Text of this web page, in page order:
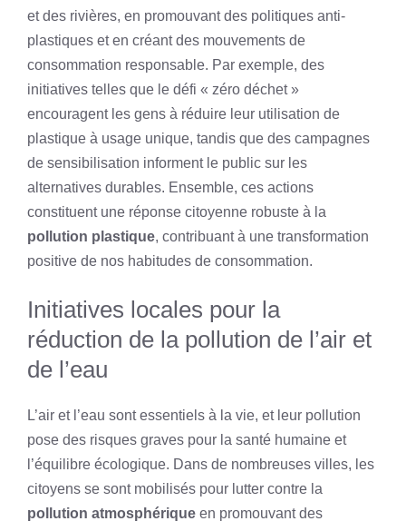
et des rivières, en promouvant des politiques anti-
plastiques et en créant des mouvements de
consommation responsable. Par exemple, des
initiatives telles que le défi « zéro déchet »
encouragent les gens à réduire leur utilisation de
plastique à usage unique, tandis que des campagnes
de sensibilisation informent le public sur les
alternatives durables. Ensemble, ces actions
constituent une réponse citoyenne robuste à la
pollution plastique, contribuant à une transformation
positive de nos habitudes de consommation.
Initiatives locales pour la
réduction de la pollution de l’air et
de l’eau
L’air et l’eau sont essentiels à la vie, et leur pollution
pose des risques graves pour la santé humaine et
l’équilibre écologique. Dans de nombreuses villes, les
citoyens se sont mobilisés pour lutter contre la
pollution atmosphérique en promouvant des